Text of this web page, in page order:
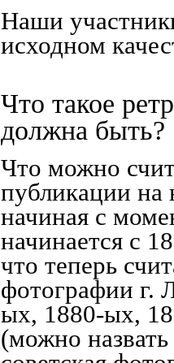
Наши
исходном
Что такое
должна быть?
Что можно
публикации
начиная c
начинается с
что теперь
фотографии г.
ых, 1880-ых,
(можно